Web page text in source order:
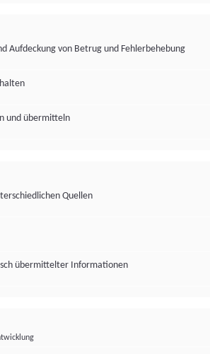
Aufdeckung von Betrug und Fehlerbehebung
und übermitteln
Quellen
übermittelter Informationen